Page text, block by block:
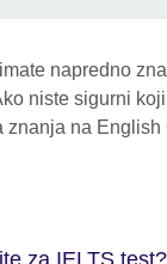
napredno
niste sigurni
znanja na English